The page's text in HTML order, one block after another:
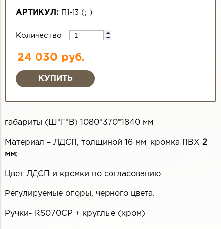
АРТИКУЛ: П1-13 ( ; )
Количество
24 030 руб.
габариты (Ш*Г*В) 1080*370*1840 мм
Материал – ЛДСП, толщиной 16 мм, кромка ПВХ 2
мм;
Цвет ЛДСП и кромки по согласованию
Регулируемые опоры, черного цвета.
Ручки- RS070CP + круглые (хром)